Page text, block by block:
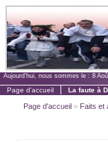
Aujourd'hui, nous sommes le : 8
Page d'accueil La faute à
Page d'accueil » Faits et